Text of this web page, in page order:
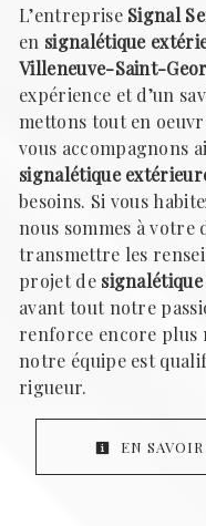
L’entreprise Signal
en signalétique
Villeneuve-Saint-
expérience et d’un
mettons tout en
vous accompagnons
signalétique
besoins. Si vous
nous sommes à
transmettre les
projet de
avant tout notre
renforce encore plus
notre équipe est
rigueur.
EN